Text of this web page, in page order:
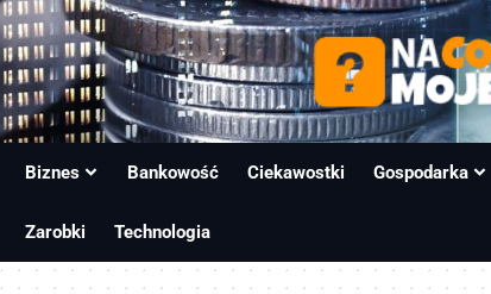
Biznes Bankowość Ciekawostki Gospodarka
Zarobki Technologia